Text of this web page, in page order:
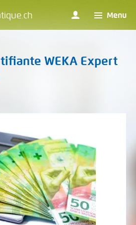
Menu
WEKA Expert